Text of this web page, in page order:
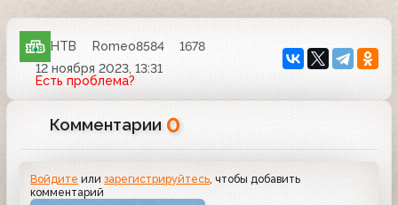
НТВ Romeo8584
1678
12 ноября 2023, 13:31
Есть проблема?
Комментарии 0
Войдите илизарегистрируйтесь , чтобы добавить
комментарий